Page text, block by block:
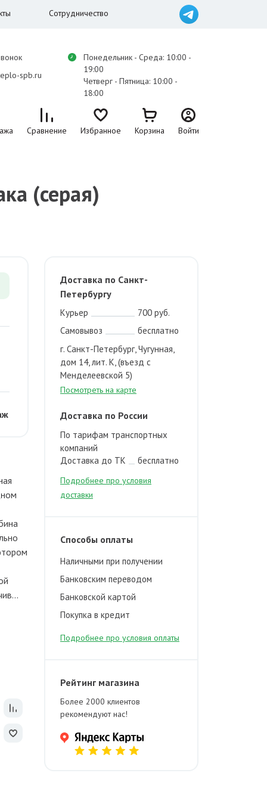
Сотрудничество
spb.ru
Понедельник - Среда: 10:00 -
19:00
Четверг - Пятница: 10:00 -
18:00
Сравнение Избранное Корзина Войти
(серая)
Доставка по Санкт-
Петербургу
Курьер
700 руб.
Самовывоз
бесплатно
г. Санкт-Петербург, Чугунная,
дом 14, лит. К, (въезд с
Менделеевской 5)
Посмотреть на карте
Доставка по России
По тарифам транспортных
компаний
Доставка до ТК
бесплатно
Подробнее про условия
доставки
Способы оплаты
Наличными при получении
Банковским переводом
Банковской картой
Покупка в кредит
Подробнее про условия оплаты
Рейтинг магазина
Более 2000 клиентов
рекомендуют нас!